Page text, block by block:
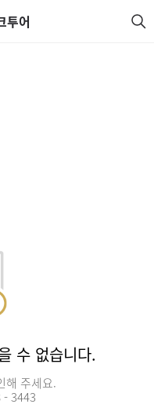
투어
수 없습니다.
해 주세요.
- 3443